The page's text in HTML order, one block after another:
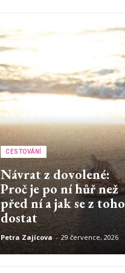
CESTOVÁNÍ
Návrat z dovolené:
Proč je po ní hůř než
před ní a jak se z toho
dostat
Petra Zajícova - 29 července, 2026